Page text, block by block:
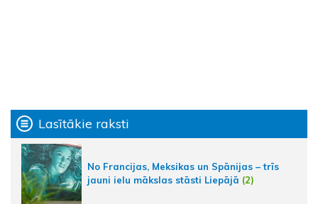
Lasītākie raksti
No Francijas, Meksikas un Spānijas – trīs
jauni ielu mākslas stāsti Liepājā (2)